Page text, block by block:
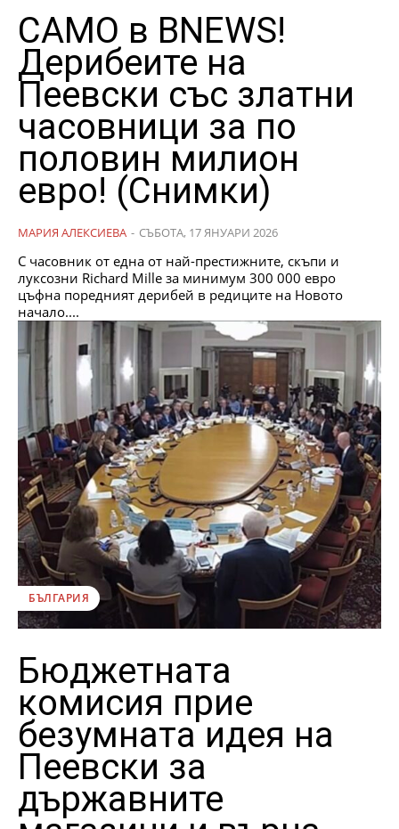
САМО в BNEWS!
Дерибеите на
Пеевски със златни
часовници за по
половин милион
евро! (Снимки)
МАРИЯ АЛЕКСИЕВА - СЪБОТА, 17 ЯНУАРИ 2026
С часовник от една от най-престижните, скъпи и
луксозни Richard Mille за минимум 300 000 евро
цъфна поредният дерибей в редиците на Новото
начало....
БЪЛГАРИЯ
Бюджетната
комисия прие
безумната идея на
Пеевски за
държавните